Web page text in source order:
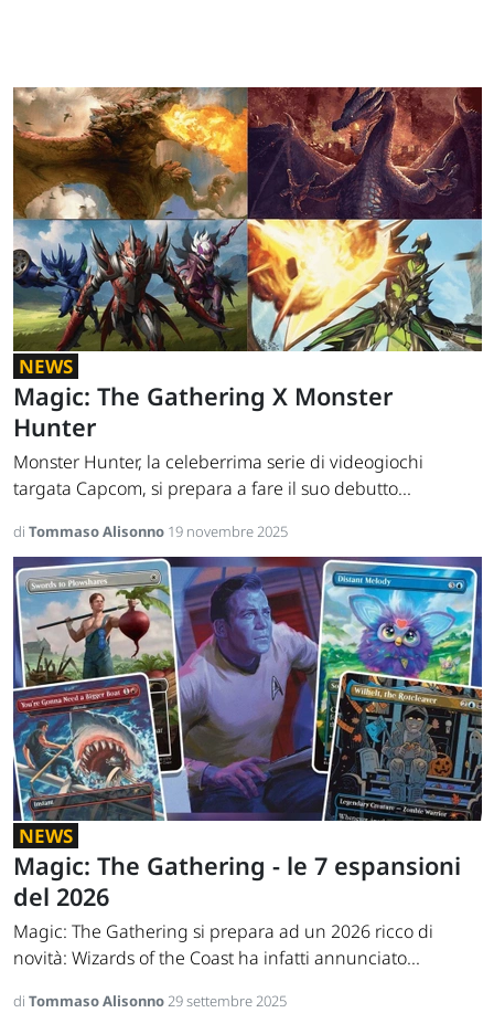
NEWS
Magic: The Gathering X Monster
Hunter
Monster Hunter, la celeberrima serie di videogiochi
targata Capcom, si prepara a fare il suo debutto...
di Tommaso Alisonno 19 novembre 2025
NEWS
Magic: The Gathering - le 7 espansioni
del 2026
Magic: The Gathering si prepara ad un 2026 ricco di
novità: Wizards of the Coast ha infatti annunciato...
di Tommaso Alisonno29 settembre 2025